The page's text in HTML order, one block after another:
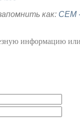
как: СЕМ
информацию